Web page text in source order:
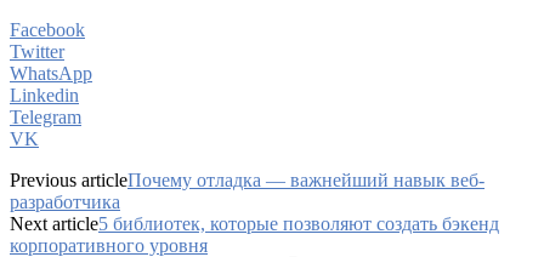
Facebook
Twitter
WhatsApp
Linkedin
Telegram
VK
Previous articleПочему отладка — важнейший навык веб-
разработчика
Next article5 библиотек, которые позволяют создать бэкенд
корпоративного уровня